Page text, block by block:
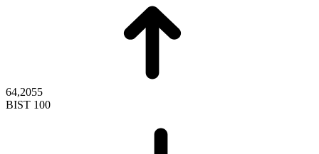
64,2055
BIST 100